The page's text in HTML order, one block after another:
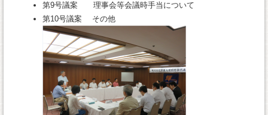
第9号議案 理事会等会議時手当について
第10号議案 その他